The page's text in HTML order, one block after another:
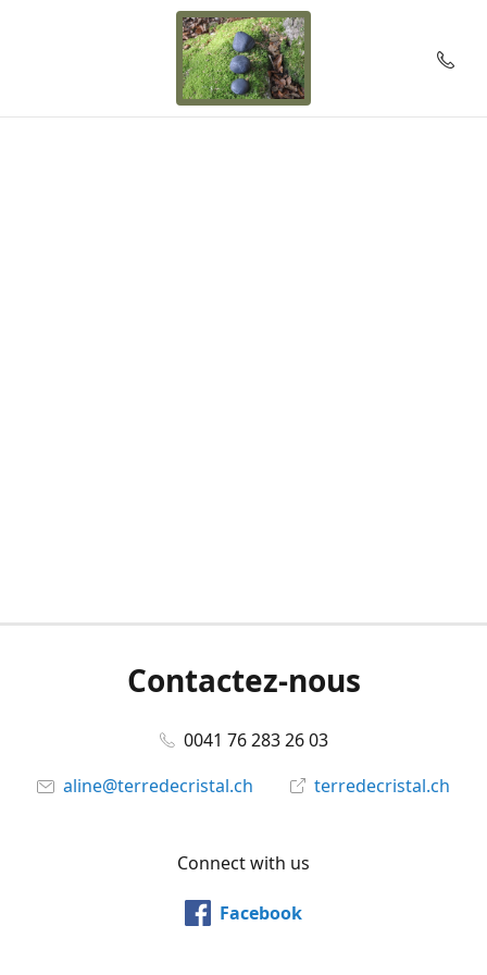
Contactez-nous
0041 76 283 26 03
aline@terredecristal.ch
terredecristal.ch
Connect with us
Facebook